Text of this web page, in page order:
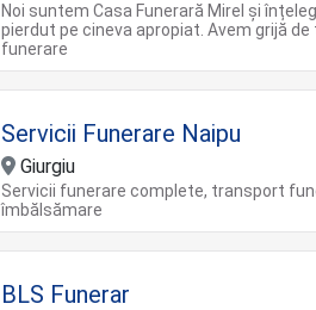
Noi suntem Casa Funerară Mirel și
pierdut pe cineva apropiat. Avem grijă
funerare
Servicii Funerare Naipu
Giurgiu
Servicii funerare complete, transport
îmbălsămare
BLS Funerar